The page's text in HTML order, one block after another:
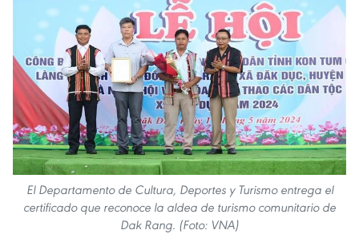
El Departamento de Cultura, Deportes y Turismo entrega el
certificado que reconoce la aldea de turismo comunitario de
Dak Rang. (Foto: VNA)